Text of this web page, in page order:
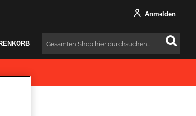
Anmelden
Suchen